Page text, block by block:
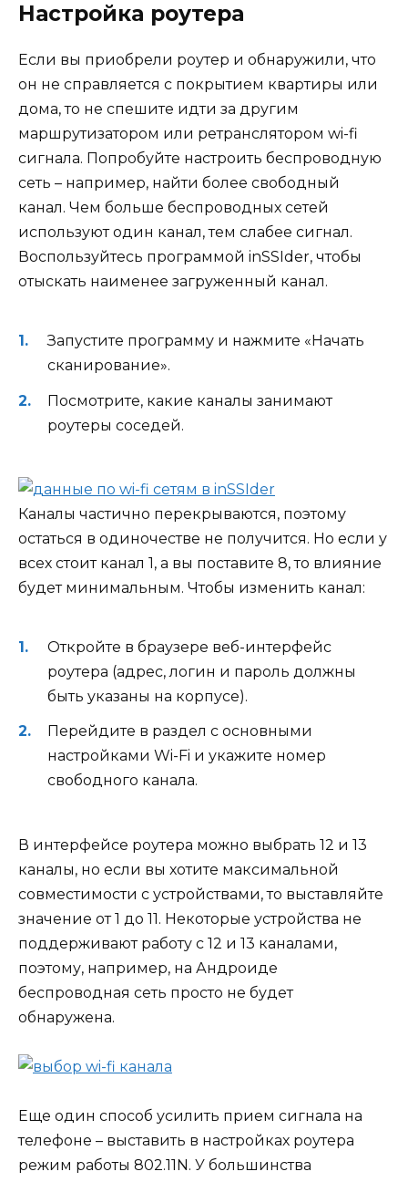
Настройка роутера
Если вы приобрели роутер и обнаружили, что
он не справляется с покрытием квартиры или
дома, то не спешите идти за другим
маршрутизатором или ретранслятором wi-fi
сигнала. Попробуйте настроить беспроводную
сеть – например, найти более свободный
канал. Чем больше беспроводных сетей
используют один канал, тем слабее сигнал.
Воспользуйтесь программой inSSIder, чтобы
отыскать наименее загруженный канал.
Запустите программу и нажмите «Начать
сканирование».
Посмотрите, какие каналы занимают
роутеры соседей.
Каналы частично перекрываются, поэтому
остаться в одиночестве не получится. Но если у
всех стоит канал 1, а вы поставите 8, то влияние
будет минимальным. Чтобы изменить канал:
Откройте в браузере веб-интерфейс
роутера (адрес, логин и пароль должны
быть указаны на корпусе).
Перейдите в раздел с основными
настройками Wi-Fi и укажите номер
свободного канала.
В интерфейсе роутера можно выбрать 12 и 13
каналы, но если вы хотите максимальной
совместимости с устройствами, то выставляйте
значение от 1 до 11. Некоторые устройства не
поддерживают работу с 12 и 13 каналами,
поэтому, например, на Андроиде
беспроводная сеть просто не будет
обнаружена.
Еще один способ усилить прием сигнала на
телефоне – выставить в настройках роутера
режим работы 802.11N. У большинства